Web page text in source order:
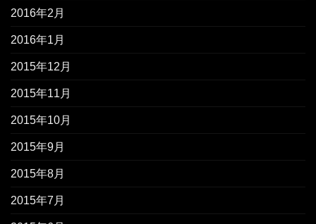
2016年2月
2016年1月
2015年12月
2015年11月
2015年10月
2015年9月
2015年8月
2015年7月